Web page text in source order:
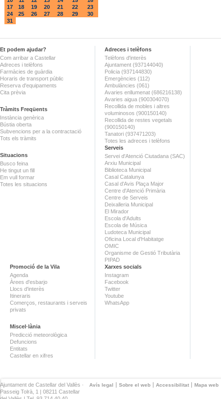
17
18 19 20 21 22
23
24
25 26 27 28 29
30
31
Et podem ajudar?
Com arribar a Castellar
Adreces i telèfons
Farmàcies de guàrdia
Horaris de transport públic
Reserva d'equipaments
Cita prèvia
Tràmits Freqüents
Instància genèrica
Bústia oberta
Subvencions per a la contractació
Tots els tràmits
Situacions
Busco feina
He tingut un fill
Em vull formar
Totes les situacions
Adreces i telèfons
Telèfons d'interès
Ajuntament (937144040)
Policia (937144830)
Emergències (112)
Ambulàncies (061)
Avaries enllumenat (686216138)
Avaries aigua (900304070)
Recollida de mobles i altres
voluminosos (900150140)
Recollida de restes vegetals
(900150140)
Tanatori (937471203)
Totes les adreces i telèfons
Serveis
Servei d'Atenció Ciutadana (SAC)
Arxiu Municipal
Biblioteca Municipal
Casal Catalunya
Casal d'Avis Plaça Major
Centre d'Atenció Primària
Centre de Serveis
Deixalleria Municipal
El Mirador
Escola d'Adults
Escola de Música
Ludoteca Municipal
Oficina Local d'Habitatge
OMIC
Organisme de Gestió Tributària
PIPAD
Promoció de la Vila
Agenda
Àrees d'esbarjo
Llocs d'interès
Itineraris
Comerços, restaurants i serveis
privats
Miscel·lània
Predicció meteorològica
Defuncions
Entitats
Castellar en xifres
Xarxes socials
Instagram
Facebook
Twitter
Youtube
WhatsApp
Avís legal Sobre el web Accessibilitat Mapa web
Ajuntament de Castellar del Vallès ·
Passeig Tolrà, 1 | 08211 Castellar